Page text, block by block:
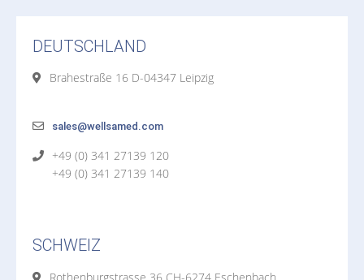
DEUTSCHLAND
Brahestraße 16 D-04347 Leipzig
sales@wellsamed.com
+49 (0) 341 27139 120
+49 (0) 341 27139 140
SCHWEIZ